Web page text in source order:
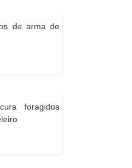
de arma de
foragidos